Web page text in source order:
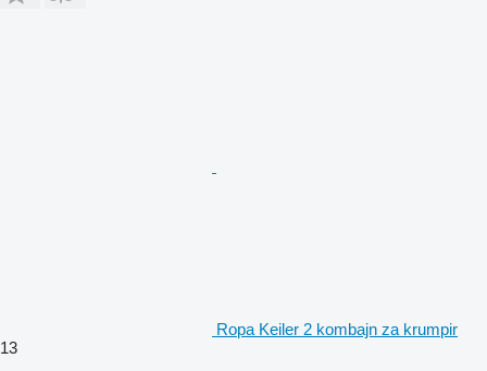
Ropa Keiler 2 kombajn za krumpir
13